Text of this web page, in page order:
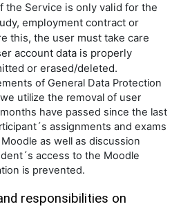
the Service is only valid for the
employment contract or
this, the user must take care
account data is properly
or erased/deleted.
of General Data Protection
utilize the removal of user
have passed since the last
assignments and exams
as well as discussion
access to the Moodle
is prevented.
responsibilities on